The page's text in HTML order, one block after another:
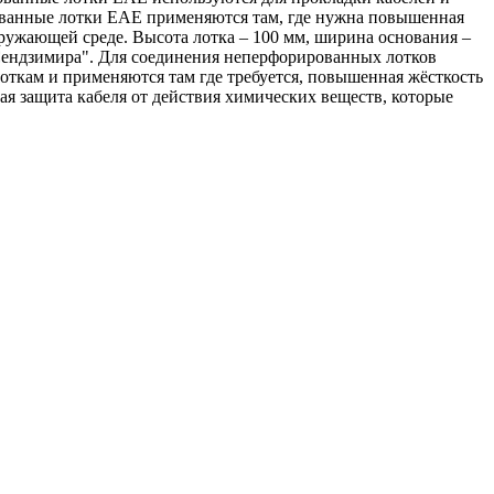
лотки EAE применяются там, где нужна повышенная
среде. Высота лотка – 100 мм, ширина основания –
Для соединения неперфорированных лотков
и применяются там где требуется, повышенная жёсткость
кабеля от действия химических веществ, которые